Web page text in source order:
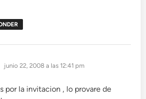
dice:
junio 22, 2008 a las 12:41 pm
por la invitacion , lo provare de